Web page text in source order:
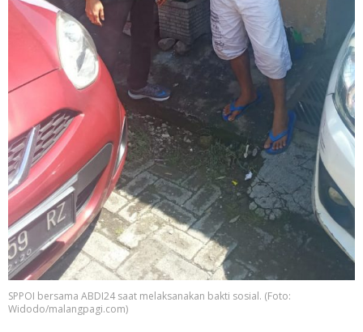
SPPOI bersama ABDI24 saat melaksanakan bakti sosial. (Foto:
Widodo/malangpagi.com)